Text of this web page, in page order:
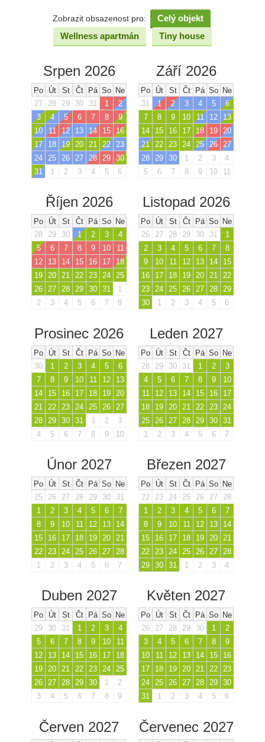
Zobrazit obsazenost pro:
Celý objekt
Wellness apartmán
Tiny house
Srpen 2026
Po Út St Čt Pá So Ne
27
28 29 30 31 1
2
3
4 5 6 7 8
9
10
11 12 13 14 15
16
17
18 19 20 21 22
23
24
25 26 27 28 29 30
31
1 2 3 4 5 6
Září 2026
Po Út St Čt Pá So Ne
31
1 2 3 4 5
6
7
8 9 10 11 12
13
14
15 16 17 18 19
20
21
22 23 24 25 26
27
28
29 30 1 2 3
4
5
6 7 8 9 10 11
Říjen 2026
Po Út St Čt Pá So Ne
28
29 30 1 2 3
4
5
6 7 8 9 10
11
12
13 14 15 16 17
18
19 20 21 22 23 24 25
26 27 28 29 30 31
1
2
3 4 5 6 7 8
Listopad 2026
Po Út St Čt Pá So Ne
26
27 28 29 30 31
1
2
3 4 5 6 7
8
9
10 11 12 13 14
15
16
17 18 19 20 21 22
23 24 25 26 27 28 29
30
1 2 3 4 5 6
Prosinec 2026
Po Út St Čt Pá So Ne
30
1 2 3 4 5
6
7
8 9 10 11 12
13
14
15 16 17 18 19
20
21
22 23 24 25 26
27
28
29 30 31 1 2
3
4
5 6 7 8 9 10
Leden 2027
Po Út St Čt Pá So Ne
28
29 30 31 1 2
3
4
5 6 7 8 9
10
11
12 13 14 15 16
17
18
19 20 21 22 23
24
25
26 27 28 29 30 31
1
2 3 4 5 6 7
Únor 2027
Po Út St Čt Pá So Ne
25
26 27 28 29 30
31
1
2 3 4 5 6
7
8
9 10 11 12 13
14
15
16 17 18 19 20 21
22 23 24 25 26 27 28
1
2 3 4 5 6 7
Březen 2027
Po Út St Čt Pá So Ne
22
23 24 25 26 27
28
1
2 3 4 5 6
7
8
9 10 11 12 13
14
15
16 17 18 19 20 21
22 23 24 25 26 27 28
29 30 31 1 2 3 4
Duben 2027
Po Út St Čt Pá So Ne
29
30 31 1 2 3
4
5
6 7 8 9 10
11
12
13 14 15 16 17
18
19 20 21 22 23 24 25
26 27 28 29 30 1
2
3
4 5 6 7 8 9
Květen 2027
Po Út St Čt Pá So Ne
26
27 28 29 30 1
2
3
4 5 6 7 8
9
10
11 12 13 14 15
16
17
18 19 20 21 22 23
24 25 26 27 28 29 30
31
1 2 3 4 5 6
Červen 2027 Červenec 2027